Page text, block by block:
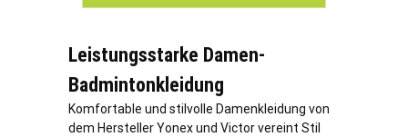
Leistungsstarke Damen-
Badmintonkleidung
Komfortable und stilvolle Damenkleidung von
dem Hersteller Yonex und Victor vereint Stil